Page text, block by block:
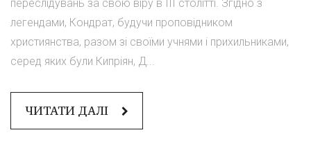
переслідувань за свою віру в III столітті. Згідно з
легендами, Кондрат, будучи проповідником
християнства, разом зі своїми учнями і прихильниками,
серед яких були Кипріян, Д...
ЧИТАТИ ДАЛІ